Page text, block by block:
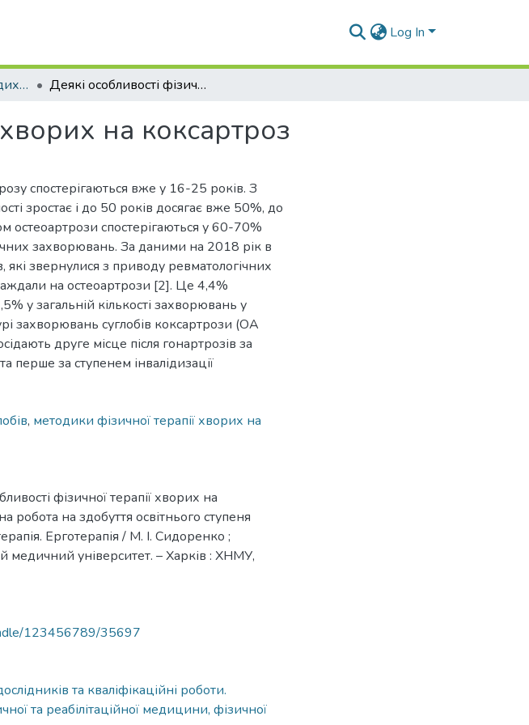
Log In
Наукові роботи молодих дослідників та кваліфікаційні роботи. Кафедра спортивної, фізичної та реабілітаційної медицини, фізичної терапії, ерготерапії Деякі особливості фізичної терапії хворих на коксартроз
на коксартроз
спостерігаються вже у 16-25 років. З
зростає і до 50 років досягає вже 50%, до
остеоартрози спостерігаються у 60-70%
захворювань. За даними на 2018 рік в
які звернулися з приводу ревматологічних
на остеоартрози [2]. Це 4,4%
у загальній кількості захворювань у
захворювань суглобів коксартрози (ОА
друге місце після гонартрозів за
перше за ступенем інвалідизації
, методики фізичної терапії хворих на
фізичної терапії хворих на
робота на здобуття освітнього ступеня
Ерготерапія / М. І. Сидоренко ;
медичний університет. – Харків : ХНМУ,
123456789/35697
та кваліфікаційні роботи.
та реабілітаційної медицини, фізичної